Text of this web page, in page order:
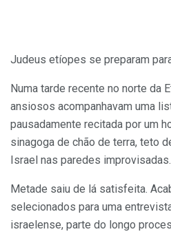
Judeus etíopes se preparam
Numa tarde recente no norte da
ansiosos acompanhavam uma
pausadamente recitada por um
sinagoga de chão de terra, teto
Israel nas paredes improvisadas.
Metade saiu de lá satisfeita.
selecionados para uma
israelense, parte do longo